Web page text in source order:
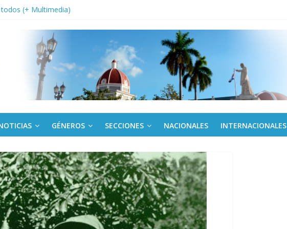
edición semanal en PDF del 7 de agosto
En imágenes la prensa cubana rinde tributo al Comandante (+ Fotos)
brigada chilena viaja a Cuba con donativos por el centenario de Fidel
cien años, cien escuelas
GÉNEROS SECCIONES NACIONALES INTERNACIONALES